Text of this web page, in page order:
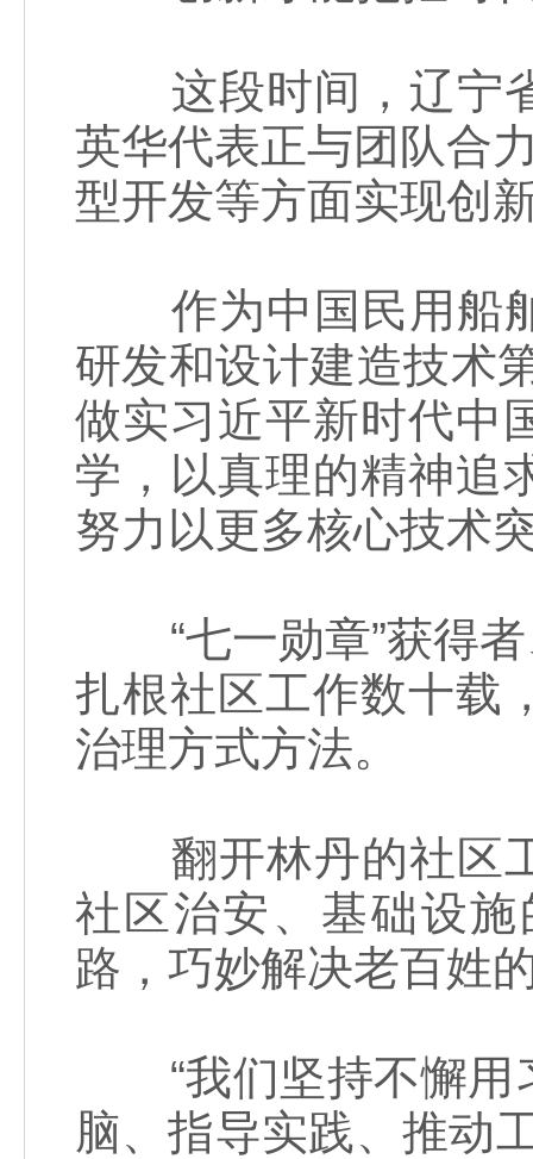
这段时间，辽宁省
英华代表正与团队合
型开发等方面实现创
作为中国民用船舶
研发和设计建造技术
做实习近平新时代中
学，以真理的精神追
努力以更多核心技术
“七一勋章”获得者
扎根社区工作数十载
治理方式方法。
翻开林丹的社区工
社区治安、基础设
路，巧妙解决老百姓
“我们坚持不懈用
脑、指导实践、推动